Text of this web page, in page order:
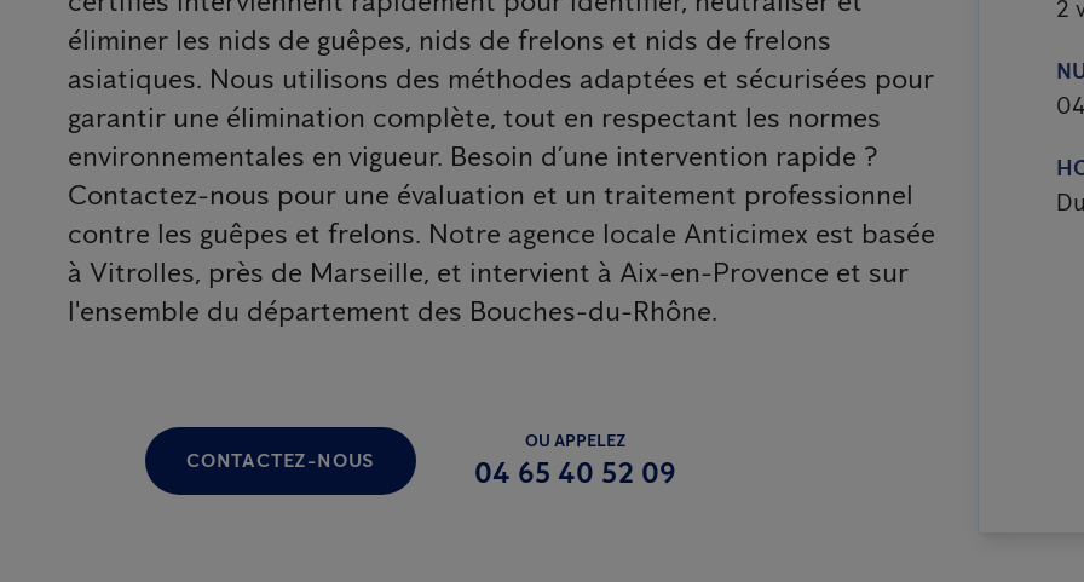
éliminer les nids de guêpes, nids de frelons et nids de frelons
asiatiques. Nous utilisons des méthodes adaptées et sécurisées pour
garantir une élimination complète, tout en respectant les normes
environnementales en vigueur. Besoin d’une intervention rapide ?
Contactez-nous pour une évaluation et un traitement professionnel
contre les guêpes et frelons. Notre agence locale Anticimex est basée
à Vitrolles, près de Marseille, et intervient à Aix-en-Provence et sur
l'ensemble du département des Bouches-du-Rhône.
CONTACTEZ-NOUS
OU APPELEZ
04 65 40 52 09
2